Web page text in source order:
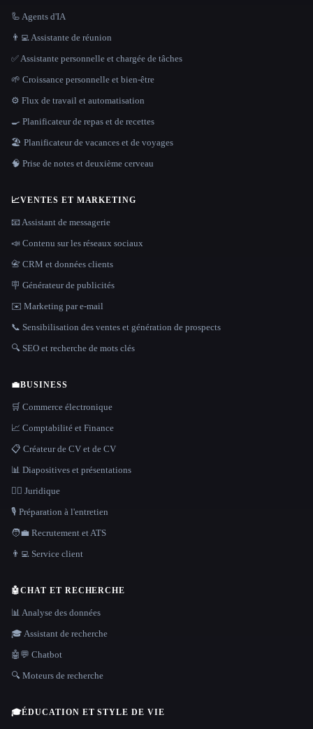
🦾 Agents d'IA
👨‍💻 Assistante de réunion
✅ Assistante personnelle et chargée de tâches
🌱 Croissance personnelle et bien-être
⚙️ Flux de travail et automatisation
🍳 Planificateur de repas et de recettes
🏖 Planificateur de vacances et de voyages
🧠 Prise de notes et deuxième cerveau
📈VENTES ET MARKETING
📧 Assistant de messagerie
📣 Contenu sur les réseaux sociaux
📇 CRM et données clients
🪧 Générateur de publicités
✉️ Marketing par e-mail
📞 Sensibilisation des ventes et génération de prospects
🔍 SEO et recherche de mots clés
💼BUSINESS
🛒 Commerce électronique
📈 Comptabilité et Finance
📋 Créateur de CV et de CV
📊 Diapositives et présentations
👩‍⚖️ Juridique
🎙️ Préparation à l'entretien
🧑‍💼 Recrutement et ATS
👨‍💻 Service client
🤖CHAT ET RECHERCHE
📊 Analyse des données
🎓 Assistant de recherche
🤖💬 Chatbot
🔍 Moteurs de recherche
🎓ÉDUCATION ET STYLE DE VIE